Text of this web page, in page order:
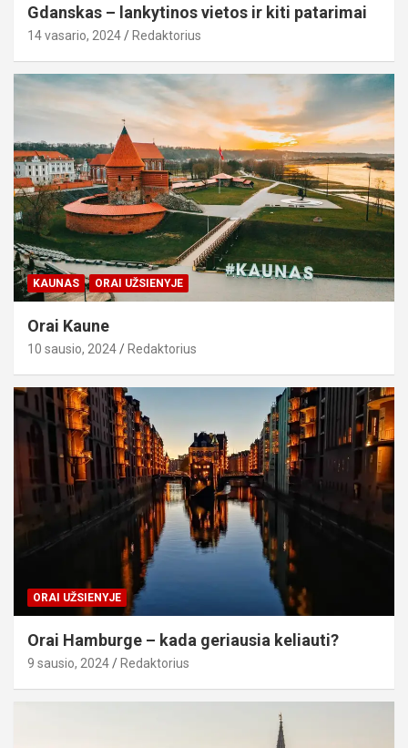
Gdanskas – lankytinos vietos ir kiti patarimai
14 vasario, 2024 Redaktorius
KAUNAS ORAI UŽSIENYJE
Orai Kaune
10 sausio, 2024 Redaktorius
ORAI UŽSIENYJE
Orai Hamburge – kada geriausia keliauti?
9 sausio, 2024 Redaktorius